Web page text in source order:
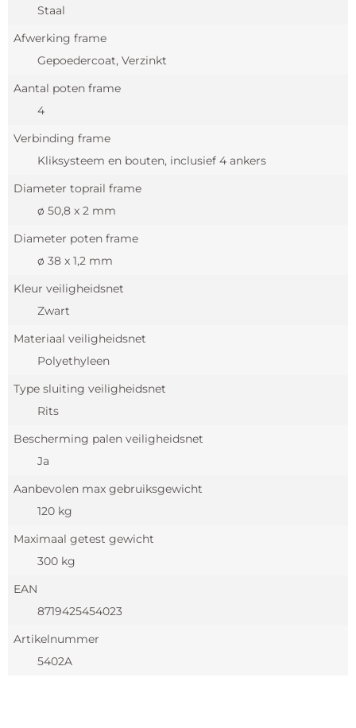
Staal
Afwerking frame
Gepoedercoat, Verzinkt
Aantal poten frame
4
Verbinding frame
Kliksysteem en bouten, inclusief 4 ankers
Diameter toprail frame
ø 50,8 x 2 mm
Diameter poten frame
ø 38 x 1,2 mm
Kleur veiligheidsnet
Zwart
Materiaal veiligheidsnet
Polyethyleen
Type sluiting veiligheidsnet
Rits
Bescherming palen veiligheidsnet
Ja
Aanbevolen max gebruiksgewicht
120 kg
Maximaal getest gewicht
300 kg
EAN
8719425454023
Artikelnummer
5402A